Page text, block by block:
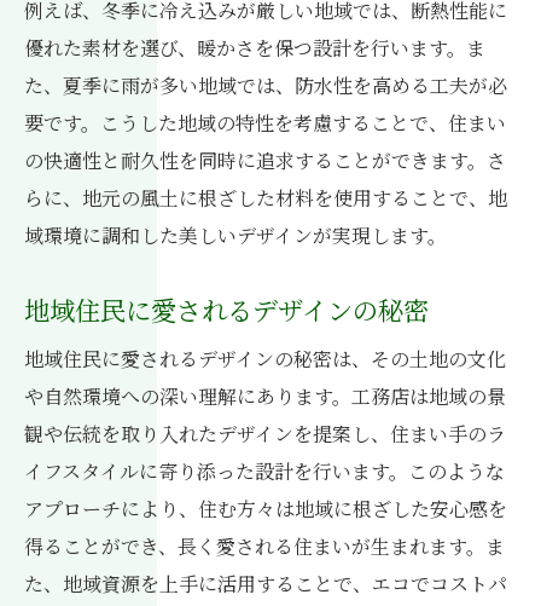
例えば、冬季に冷え込みが厳しい地域では、断熱性能に
優れた素材を選び、暖かさを保つ設計を行います。ま
た、夏季に雨が多い地域では、防水性を高める工夫が必
要です。こうした地域の特性を考慮することで、住まい
の快適性と耐久性を同時に追求することができます。さ
らに、地元の風土に根ざした材料を使用することで、地
域環境に調和した美しいデザインが実現します。
地域住民に愛されるデザインの秘密
地域住民に愛されるデザインの秘密は、その土地の文化
や自然環境への深い理解にあります。工務店は地域の景
観や伝統を取り入れたデザインを提案し、住まい手のラ
イフスタイルに寄り添った設計を行います。このような
アプローチにより、住む方々は地域に根ざした安心感を
得ることができ、長く愛される住まいが生まれます。ま
た、地域資源を上手に活用することで、エコでコストパ